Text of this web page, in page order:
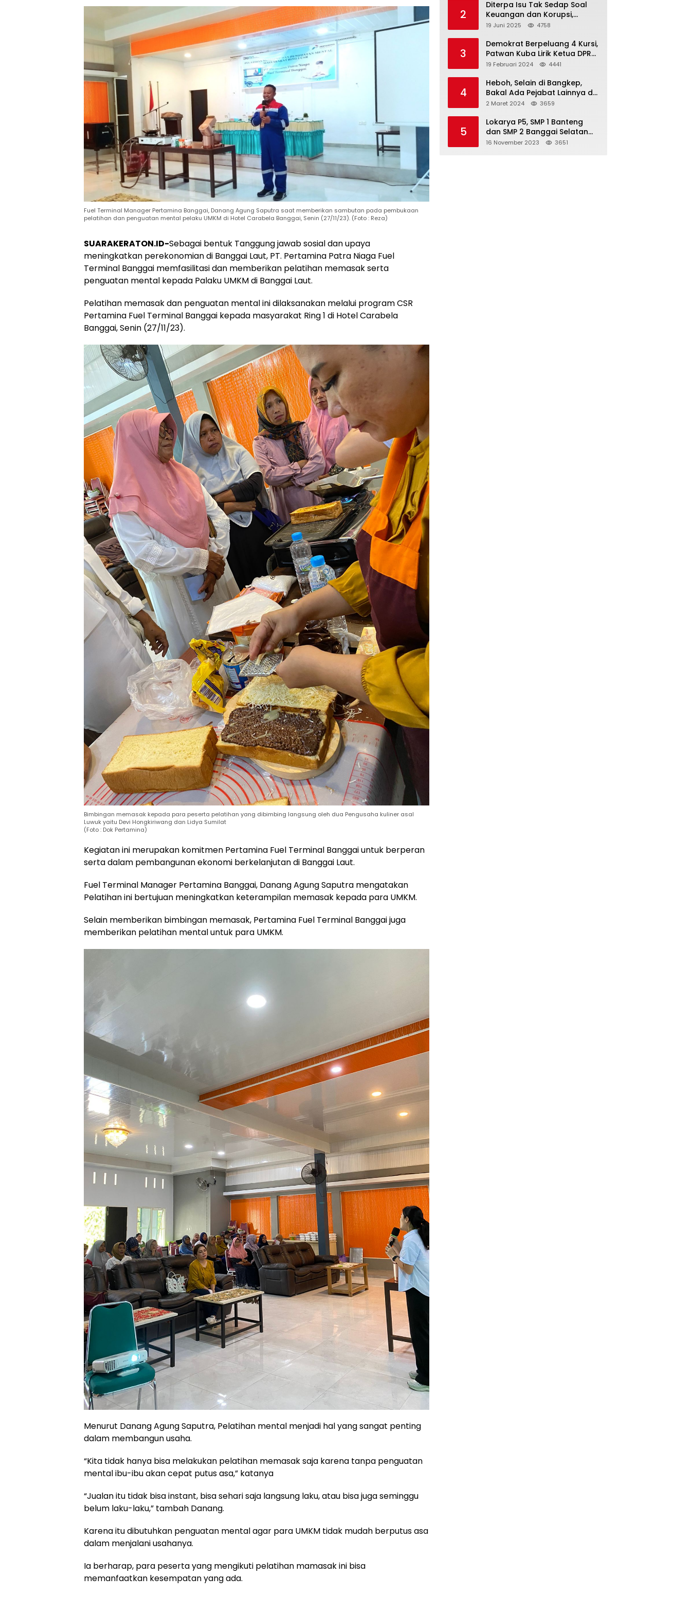
Fuel Terminal Manager Pertamina Banggai, Danang Agung Saputra saat memberikan sambutan pada pembukaan
pelatihan dan penguatan mental pelaku UMKM di Hotel Carabela Banggai, Senin (27/11/23). (Foto : Reza)
SUARAKERATON.ID-Sebagai bentuk Tanggung jawab sosial dan upaya
meningkatkan perekonomian di Banggai Laut, PT. Pertamina Patra Niaga Fuel
Terminal Banggai memfasilitasi dan memberikan pelatihan memasak serta
penguatan mental kepada Palaku UMKM di Banggai Laut.
Pelatihan memasak dan penguatan mental ini dilaksanakan melalui program CSR
Pertamina Fuel Terminal Banggai kepada masyarakat Ring 1 di Hotel Carabela
Banggai, Senin (27/11/23).
Bimbingan memasak kepada para peserta pelatihan yang dibimbing langsung oleh dua Pengusaha kuliner asal
Luwuk yaitu Devi Hongkiriwang dan Lidya Sumilat
(Foto : Dok Pertamina)
Kegiatan ini merupakan komitmen Pertamina Fuel Terminal Banggai untuk berperan
serta dalam pembangunan ekonomi berkelanjutan di Banggai Laut.
Fuel Terminal Manager Pertamina Banggai, Danang Agung Saputra mengatakan
Pelatihan ini bertujuan meningkatkan keterampilan memasak kepada para UMKM.
Selain memberikan bimbingan memasak, Pertamina Fuel Terminal Banggai juga
memberikan pelatihan mental untuk para UMKM.
Menurut Danang Agung Saputra, Pelatihan mental menjadi hal yang sangat penting
dalam membangun usaha.
“Kita tidak hanya bisa melakukan pelatihan memasak saja karena tanpa penguatan
mental ibu-ibu akan cepat putus asa,” katanya
“Jualan itu tidak bisa instant, bisa sehari saja langsung laku, atau bisa juga seminggu
belum laku-laku,” tambah Danang.
Karena itu dibutuhkan penguatan mental agar para UMKM tidak mudah berputus asa
dalam menjalani usahanya.
Ia berharap, para peserta yang mengikuti pelatihan mamasak ini bisa
memanfaatkan kesempatan yang ada.
2
Diterpa Isu Tak Sedap Soal
Keuangan dan Korupsi,
Pemda Balut Sebut Isu Tak
19 Juni 2025 4758
3
Demokrat Berpeluang 4 Kursi,
Patwan Kuba Lirik Ketua DPRD
Banggai Laut
19 Februari 2024 4441
4
Heboh, Selain di Bangkep,
Bakal Ada Pejabat Lainnya di
Banggai Laut yang Bakal di
2 Maret 2024 3659
5
Lokarya P5, SMP 1 Banteng
dan SMP 2 Banggai Selatan
Curi Perhatian
16 November 2023 3651